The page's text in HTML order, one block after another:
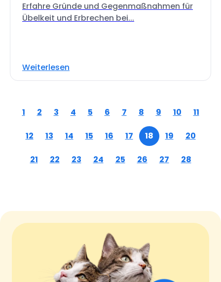
Erfahre Gründe und Gegenmaßnahmen für
Übelkeit und Erbrechen bei...
Weiterlesen
1 2 3 4 5 6 7 8 9 10 11
12 13 14 15 16 17 18 19 20
21 22 23 24 25 26 27 28